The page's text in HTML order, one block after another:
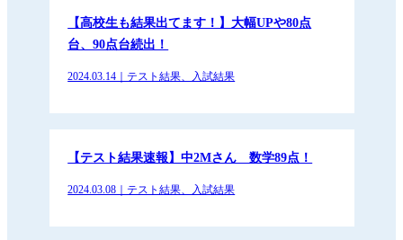
【高校生も結果出てます！】大幅UPや80点
台、90点台続出！
2024.03.14｜テスト結果、入試結果
【テスト結果速報】中2Mさん 数学89点！
2024.03.08｜テスト結果、入試結果